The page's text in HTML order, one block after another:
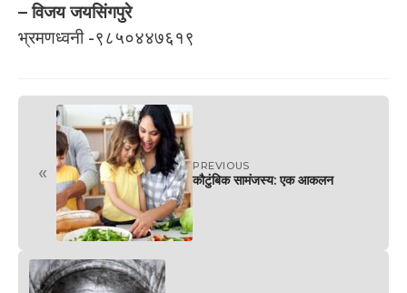
– विजय जयसिंगपुरे
भ्रमणध्वनी -९८५०४४७६१९
« PREVIOUS
कौटुंबिक सामंजस्य: एक आकलन